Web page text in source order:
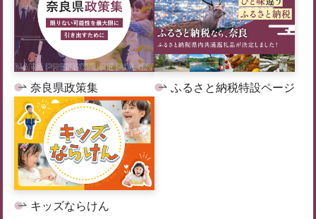
奈良県政策集 ふるさと納税特設ページ
キッズならけん